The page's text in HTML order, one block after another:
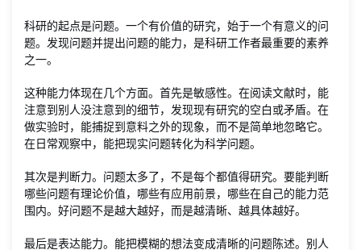
科研的起点是问题。一个有价值的研究，始于一个有意义的问
题。发现问题并提出问题的能力，是科研工作者最重要的素养
之一。
这种能力体现在几个方面。首先是敏感性。在阅读文献时，能
注意到别人没注意到的细节，发现现有研究的空白或矛盾。在
做实验时，能捕捉到意料之外的现象，而不是简单地忽略它。
在日常观察中，能把现实问题转化为科学问题。
其次是判断力。问题太多了，不是每个都值得研究。要能判断
哪些问题有理论价值，哪些有应用前景，哪些在自己的能力范
围内。好问题不是越大越好，而是越清晰、越具体越好。
最后是表达能力。能把模糊的想法变成清晰的问题陈述。别人